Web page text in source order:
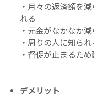
・月々の返済額を
れる
・元金がなかなか
・周りの人に知ら
・督促が止まるた
デメリット